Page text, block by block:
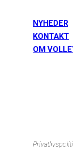
NYHEDER
KONTAKT
OM